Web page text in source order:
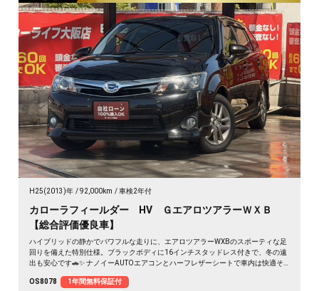
H25(2013)年 92,000km 車検2年付
カローラフィールダー HV ＧエアロツアラーＷＸＢ
【総合評価優良車】
ハイブリッドの静かでパワフルな走りに、エアロツアラーWXBのスポーティな足
回りを備えた特別仕様。ブラックボディに16インチスタッドレス付きで、冬の遠
出も安心です🚗✨ ナノイーAUTOエアコンとハーフレザーシートで車内は快適そ
週末のドライブも通勤も、燃費を気にせず走り出せる一台💫《1年保証付》👍
OS8078 1年間無料保証付